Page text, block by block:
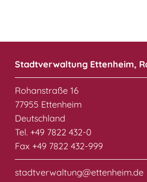
Stadtverwaltung Ettenheim,
Rohanstraße 16
77955 Ettenheim
Deutschland
Tel. +49 7822 432-0
Fax +49 7822 432-999
stadtverwaltung@ettenheim.de